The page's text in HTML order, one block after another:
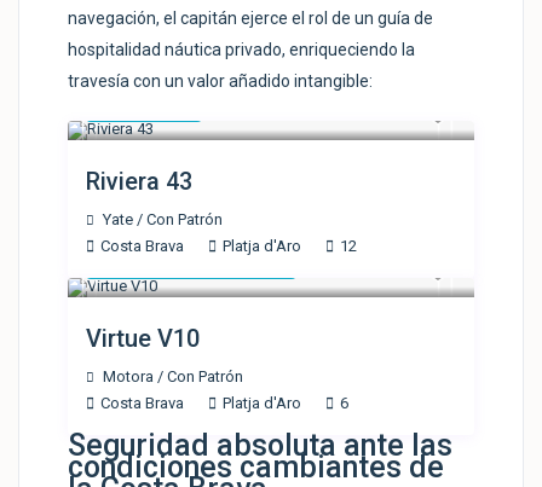
navegación, el capitán ejerce el rol de un guía de
hospitalidad náutica privado, enriqueciendo la
travesía con un valor añadido intangible:
Riviera 43
Yate /Con Patrón
Costa Brava
Platja d'Aro 12
Virtue V10
Motora /Con Patrón
Costa Brava
Platja d'Aro 6
Seguridad absoluta ante las
condiciones cambiantes de